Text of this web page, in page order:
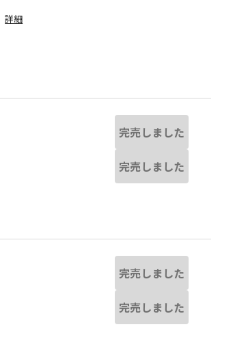
詳細
完売しました
完売しました
完売しました
完売しました